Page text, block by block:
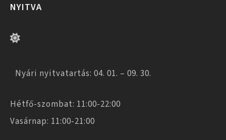
NYITVA
Nyári nyitvatartás: 04. 01. – 09. 30.
Hétfő-szombat: 11:00-22:00
Vasárnap: 11:00-21:00